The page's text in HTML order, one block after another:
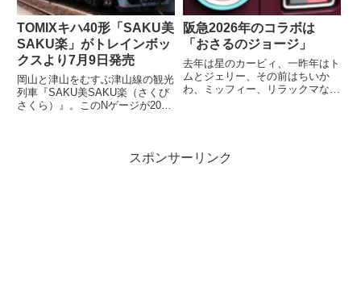
TOMIXキハ40形「SAKU美
SAKU楽」がトレインボッ
クスより7月9日発売
岡山と津山をむすぶ津山線の観光
列車『SAKU美SAKU楽（さくび
さくら）』。このNゲージが2026
阪急2026年のコラボは
「おさるのジョージ」
去年は星のカービィ、一昨年はト
ムとジェリー、その前はちいか
わ、ミッフィー、リラックマなど
スポンサーリンク